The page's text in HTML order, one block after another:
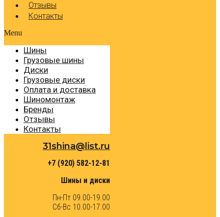
Отзывы
Контакты
Menu
Шины
Грузовые шины
Диски
Грузовые диски
Оплата и доставка
Шиномонтаж
Бренды
Отзывы
Контакты
31shina@list.ru
+7 (920) 582-12-81
Шины и диски
Пн-Пт 09.00-19.00
Сб-Вс 10.00-17.00